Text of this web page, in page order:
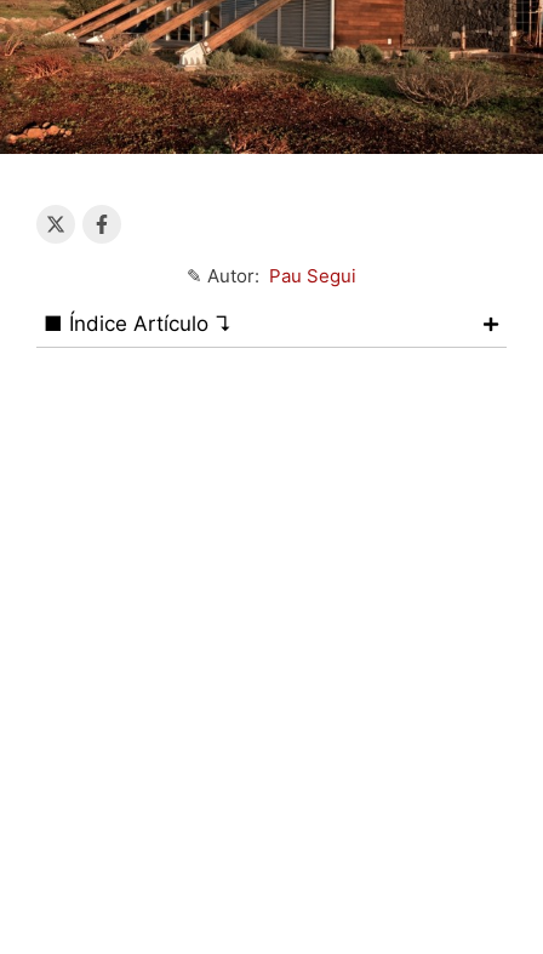
✎ Autor: Pau Segui
■ Índice Artículo ↴